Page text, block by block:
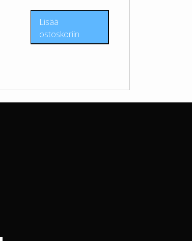
Lisää
ostoskoriin